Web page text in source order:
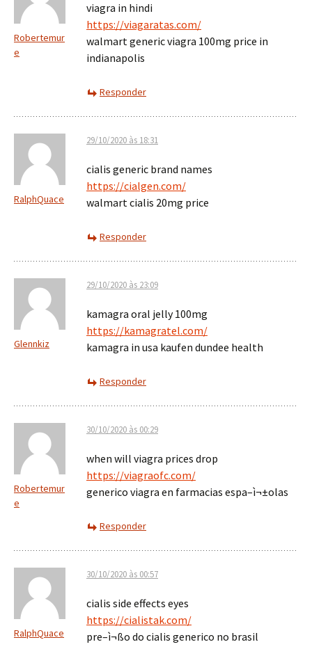
Robertemur
e
viagra in hindi
https://viagaratas.com/
walmart generic viagra 100mg price in
indianapolis
Responder
RalphQuace
29/10/2020 às 18:31
cialis generic brand names
https://cialgen.com/
walmart cialis 20mg price
Responder
Glennkiz
29/10/2020 às 23:09
kamagra oral jelly 100mg
https://kamagratel.com/
kamagra in usa kaufen dundee health
Responder
Robertemur
e
30/10/2020 às 00:29
when will viagra prices drop
https://viagraofc.com/
generico viagra en farmacias espa–ì¬±olas
Responder
RalphQuace
30/10/2020 às 00:57
cialis side effects eyes
https://cialistak.com/
pre–ì¬ßo do cialis generico no brasil